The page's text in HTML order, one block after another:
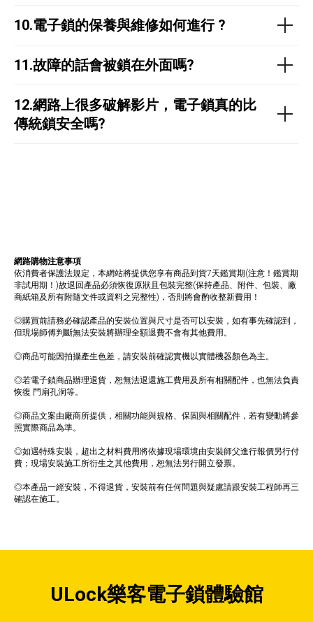
10.電子鎖的保養與維修如何進行 ?
11.故障的話會被鎖在外面嗎?
12.網路上很多破解影片，電子鎖真的比
傳統鎖安全嗎?
網路購物注意事項
依消費者保護法規定，本網站將提供您享有商品到貨7天鑑賞期(注意！鑑賞期
非試用期！)故退回產品必須恢復原狀且包裝完整(保持產品、附件、包裝、廠
商紙箱及所有附隨文件或資料之完整性)，否則將會酌收整新費用！
◎購買前請務必確認產品的安裝位置與尺寸是否可以安裝，如有事先確認到，
但現場師傅判斷無法安裝將辦理全額退費不會有其他費用。
◎商品可能因拍攝產生色差，請安裝前確認實機以實體機器顏色為主。
◎若電子鎖商品辦理退貨，恕無法退還施工費用及所有相關配件，也無法負責
恢復 門扇孔洞等。
◎商品文案由廠商所提供，相關功能與規格、保固與相關配件，若有變動將參
照實際商品為準。
◎如遇特殊安裝，超出之材料費用將依據現場環境由安裝師父進行報價另行付
費；現場安裝施工所衍生之其他費用，恕無法另行開立發票。
◎本產品一經安裝，不得退貨，安裝前有任何問題與疑慮請跟安裝工程師再三
確認在施工。
ULock樂客電子鎖體驗館